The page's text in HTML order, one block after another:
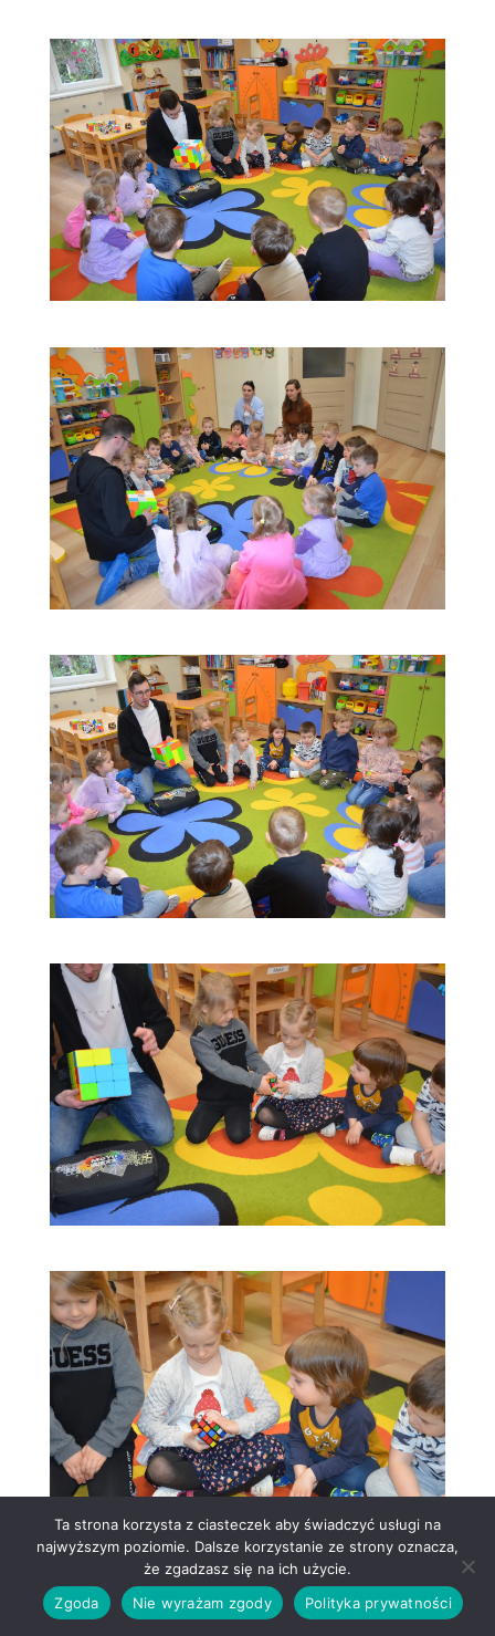
Ta strona korzysta z ciasteczek aby świadczyć usługi na
najwyższym poziomie. Dalsze korzystanie ze strony oznacza,
że zgadzasz się na ich użycie.
Zgoda
Nie wyrażam zgody Polityka prywatności